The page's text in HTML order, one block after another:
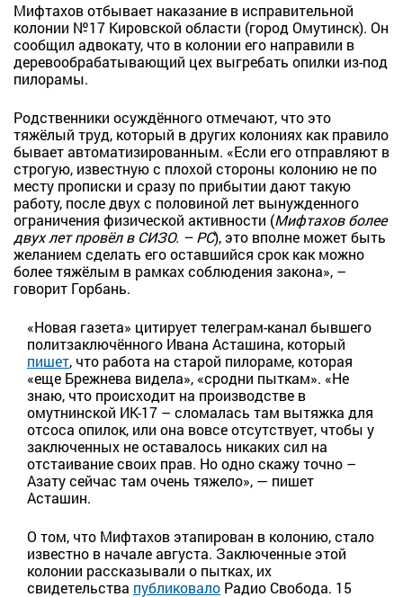
Мифтахов отбывает наказание в исправительной
колонии №17 Кировской области (город Омутинск). Он
сообщил адвокату, что в колонии его направили в
деревообрабатывающий цех выгребать опилки из-под
пилорамы.
Родственники осуждённого отмечают, что это
тяжёлый труд, который в других колониях как правило
бывает автоматизированным. «Если его отправляют в
строгую, известную с плохой стороны колонию не по
месту прописки и сразу по прибытии дают такую
работу, после двух с половиной лет вынужденного
ограничения физической активности (Мифтахов более
двух лет провёл в СИЗО. – РС), это вполне может быть
желанием сделать его оставшийся срок как можно
более тяжёлым в рамках соблюдения закона», –
говорит Горбань.
«Новая газета» цитирует телеграм-канал бывшего
политзаключённого Ивана Асташина, который
пишет, что работа на старой пилораме, которая
«еще Брежнева видела», «сродни пыткам». «Не
знаю, что происходит на производстве в
омутнинской ИК-17 – сломалась там вытяжка для
отсоса опилок, или она вовсе отсутствует, чтобы у
заключенных не оставалось никаких сил на
отстаивание своих прав. Но одно скажу точно –
Азату сейчас там очень тяжело», — пишет
Асташин.
О том, что Мифтахов этапирован в колонию, стало
известно в начале августа. Заключенные этой
колонии рассказывали о пытках, их
свидетельства публиковало Радио Свобода. 15